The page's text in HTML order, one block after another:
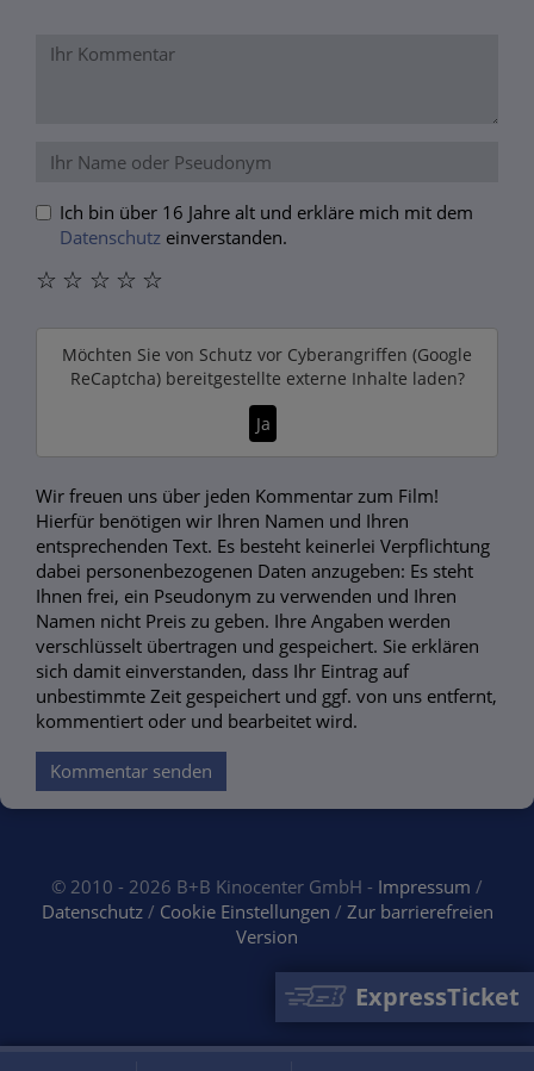
ExpressTicket
Ich bin über 16 Jahre alt und erkläre mich mit dem
Datenschutz einverstanden.
☆
☆
☆
☆
☆
Möchten Sie von Schutz vor Cyberangriffen (Google
ReCaptcha)bereitgestellte externe Inhalte laden?
Ja
Wir freuen uns über jeden Kommentar zum Film!
Hierfür benötigen wir Ihren Namen und Ihren
entsprechenden Text. Es besteht keinerlei Verpflichtung
dabei personenbezogenen Daten anzugeben: Es steht
Ihnen frei, ein Pseudonym zu verwenden und Ihren
Namen nicht Preis zu geben. Ihre Angaben werden
verschlüsselt übertragen und gespeichert. Sie erklären
sich damit einverstanden, dass Ihr Eintrag auf
unbestimmte Zeit gespeichert und ggf. von uns entfernt,
kommentiert oder und bearbeitet wird.
Kommentar senden
© 2010 - 2026 B+B Kinocenter GmbH - Impressum /
Datenschutz/ Cookie Einstellungen / Zur barrierefreien
Version